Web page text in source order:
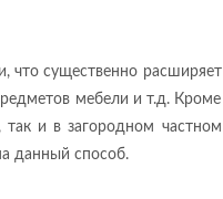
что существенно расширяет
мебели и т.д. Кроме
и в загородном частном
данный способ.